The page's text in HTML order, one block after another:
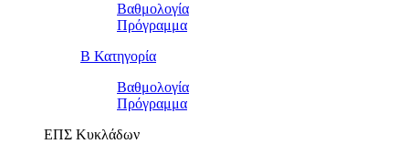
Βαθμολογία
Πρόγραμμα
Β Κατηγορία
Βαθμολογία
Πρόγραμμα
ΕΠΣ Κυκλάδων